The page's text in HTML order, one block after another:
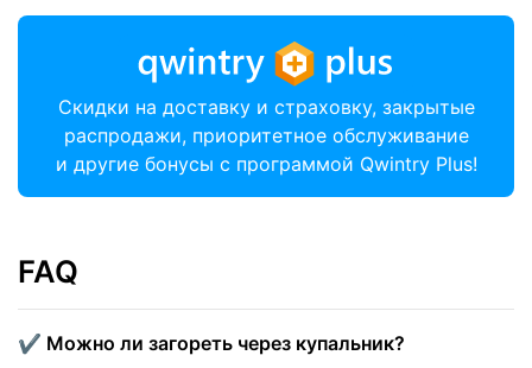
Скидки на доставку и страховку, закрытые
распродажи, приоритетное обслуживание
и другие бонусы с программой Qwintry Plus!
FAQ
✔️ Можно ли загореть через купальник?